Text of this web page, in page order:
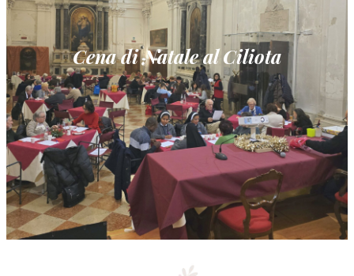
Cena di Natale al Ciliota